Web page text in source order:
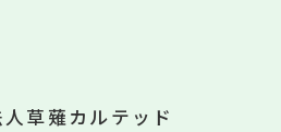
草薙カルテッド